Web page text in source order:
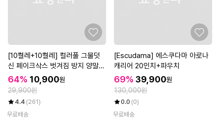
[10켤레+10켤레] 컬러풀 그물덧
신 페이크삭스 벗겨짐 방지 양말
총 20켤레세트 (혼합/흰검)_
64% 10,900원
29,900원
4.4 (261)
무료배송
[Escudama] 에스쿠다마 아로나
캐리어 20인치+파우치
69% 39,900원
130,000원
0.0 (0)
무료배송